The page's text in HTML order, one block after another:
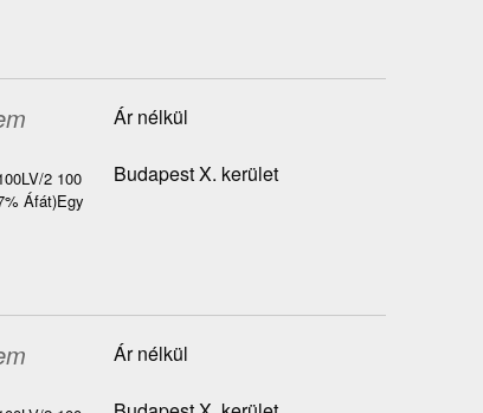
2 100
Áfát)Egy
Ár nélkül
Budapest X. kerület
Ár nélkül